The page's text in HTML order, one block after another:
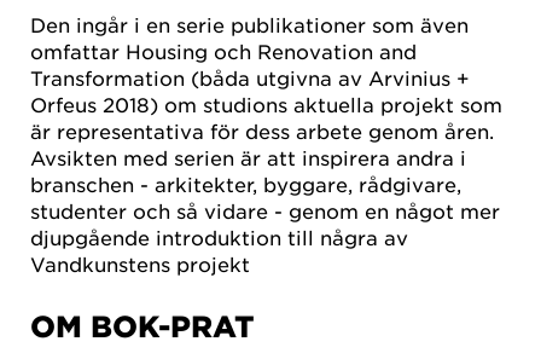
Den ingår i en serie publikationer som även
omfattar Housing och Renovation and
Transformation (båda utgivna av Arvinius +
Orfeus 2018) om studions aktuella projekt som
är representativa för dess arbete genom åren.
Avsikten med serien är att inspirera andra i
branschen - arkitekter, byggare, rådgivare,
studenter och så vidare - genom en något mer
djupgående introduktion till några av
Vandkunstens projekt
OM BOK-PRAT